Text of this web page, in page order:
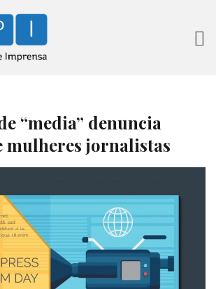
“media” denuncia
mulheres jornalistas